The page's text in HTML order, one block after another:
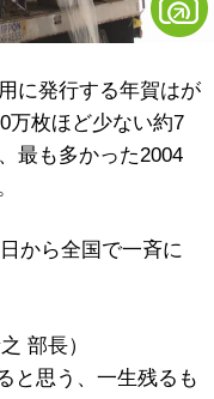
に発行する年賀はが
万枚ほど少ない約7
最も多かった2004
から全国で一斉に
部長）
と思う、一生残るも